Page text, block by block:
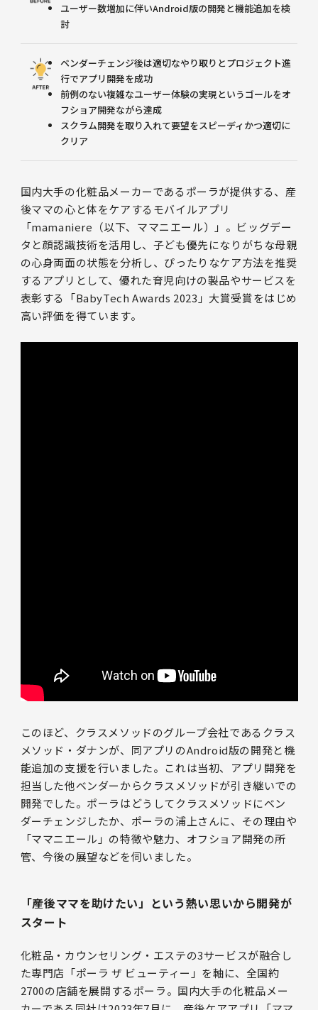
ユーザー数増加に伴いAndroid版の開発と機能追加を検
討
ベンダーチェンジ後は適切なやり取りとプロジェクト進
行でアプリ開発を成功
前例のない複雑なユーザー体験の実現というゴールをオ
フショア開発ながら達成
スクラム開発を取り入れて要望をスピーディかつ適切に
クリア
国内大手の化粧品メーカーであるポーラが提供する、産
後ママの心と体をケアするモバイルアプリ
「mamaniere（以下、ママニエール）」。ビッグデー
タと顔認識技術を活用し、子ども優先になりがちな母親
の心身両面の状態を分析し、ぴったりなケア方法を推奨
するアプリとして、優れた育児向けの製品やサービスを
表彰する「BabyTech Awards 2023」大賞受賞をはじめ
高い評価を得ています。
このほど、クラスメソッドのグループ会社であるクラス
メソッド・ダナンが、同アプリのAndroid版の開発と機
能追加の支援を行いました。これは当初、アプリ開発を
担当した他ベンダーからクラスメソッドが引き継いでの
開発でした。ポーラはどうしてクラスメソッドにベン
ダーチェンジしたか、ポーラの浦上さんに、その理由や
「ママニエール」の特徴や魅力、オフショア開発の所
管、今後の展望などを伺いました。
「産後ママを助けたい」という熱い思いから開発が
スタート
化粧品・カウンセリング・エステの3サービスが融合し
た専門店「ポーラ ザ ビューティー」を軸に、全国約
2700の店舗を展開するポーラ。国内大手の化粧品メー